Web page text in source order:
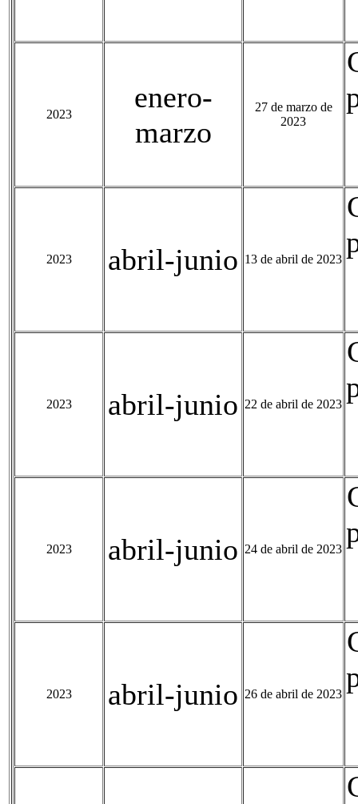
2023
enero-
marzo
27 de marzo de
2023
2023 abril-junio 13 de abril de 2023
2023 abril-junio 22 de abril de 2023
2023 abril-junio 24 de abril de 2023
2023 abril-junio 26 de abril de 2023